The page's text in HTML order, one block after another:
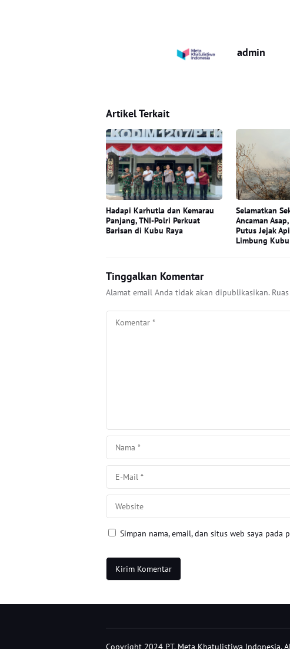
admin
Artikel Terkait
Hadapi Karhutla dan Kemarau
Panjang, TNI-Polri Perkuat
Barisan di Kubu Raya
Selamatkan
Ancaman
Putus Jejak
Limbung Kubu
Tinggalkan Komentar
Alamat email Anda tidak akan dipublikasikan.
Simpan nama, email, dan situs web saya
Copyright 2024 PT. Meta Khatulistiwa Indonesia.